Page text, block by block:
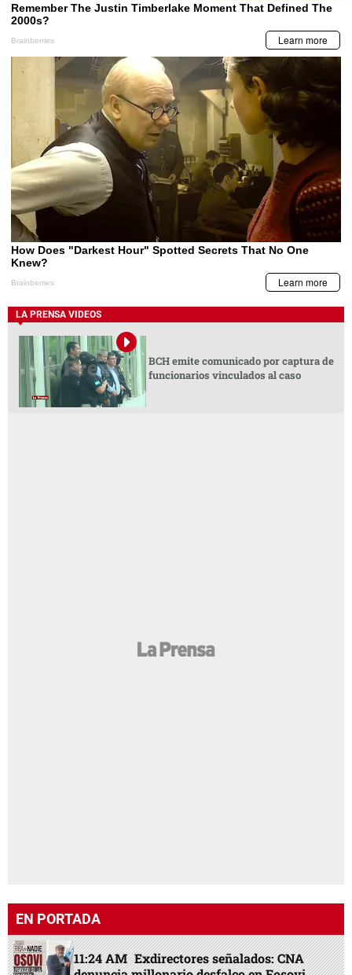
LA PRENSA VIDEOS
BCH emite comunicado por captura de
funcionarios vinculados al caso
EN PORTADA
11:24 AM Exdirectores señalados: CNA